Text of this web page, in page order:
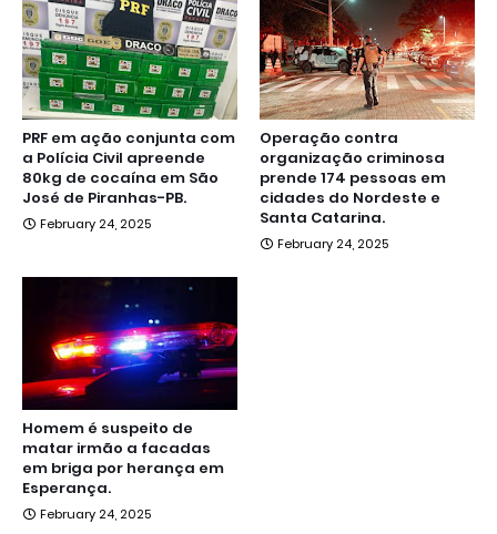
PRF em ação conjunta com
a Polícia Civil apreende
80kg de cocaína em São
José de Piranhas-PB.
February 24, 2025
Operação contra
organização criminosa
prende 174 pessoas em
cidades do Nordeste e
Santa Catarina.
February 24, 2025
Homem é suspeito de
matar irmão a facadas
em briga por herança em
Esperança.
February 24, 2025